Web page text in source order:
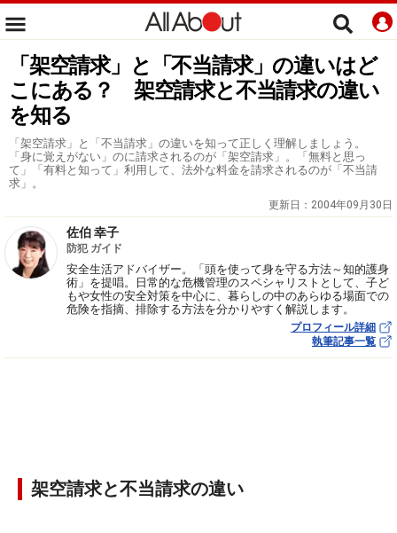
「架空請求」と「不当請求」の違いはど
こにある？ 架空請求と不当請求の違い
を知る
「架空請求」と「不当請求」の違いを知って正しく理解しましょう。
「身に覚えがない」のに請求されるのが「架空請求」。「無料と思っ
て」「有料と知って」利用して、法外な料金を請求されるのが「不当請
求」。
更新日： 2004年09月30日
佐伯 幸子
防犯 ガイド
安全生活アドバイザー。「頭を使って身を守る方法～知的護身
術」を提唱。日常的な危機管理のスペシャリストとして、子ど
もや女性の安全対策を中心に、暮らしの中のあらゆる場面での
危険を指摘、排除する方法を分かりやすく解説します。
プロフィール詳細
執筆記事一覧
架空請求と不当請求の違い